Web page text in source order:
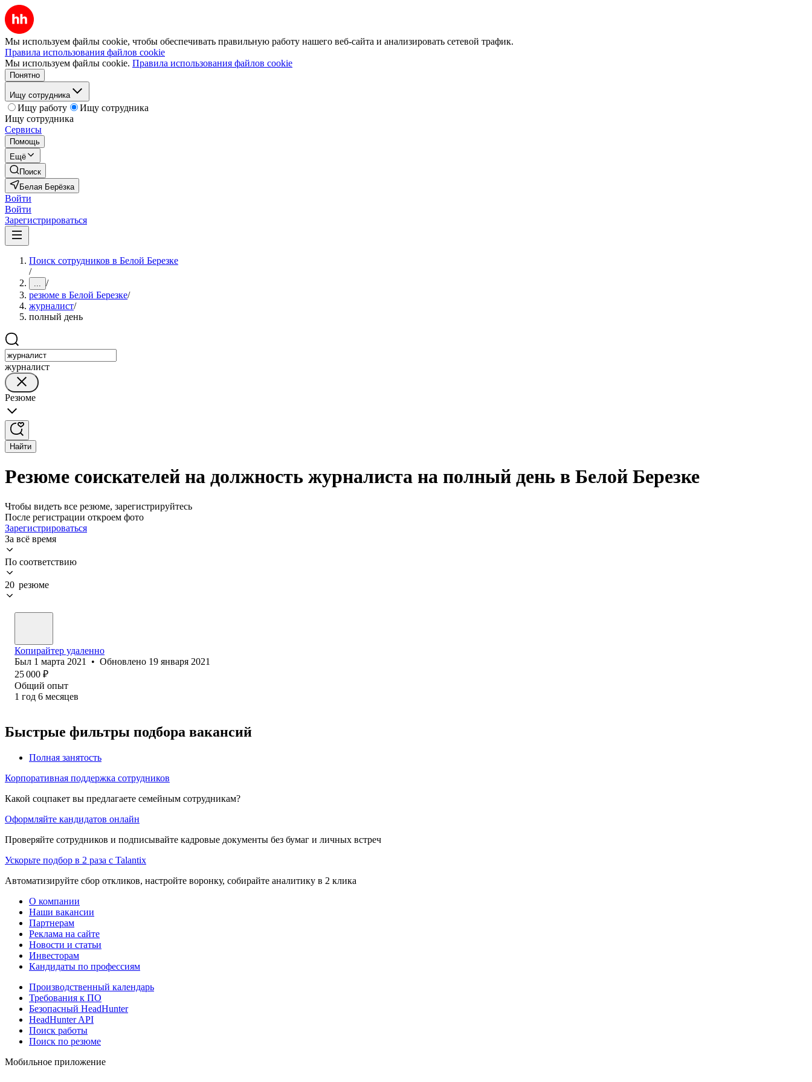
Мы используем файлы cookie, чтобы обеспечивать правильную работу нашего веб-сайта и анализировать сетевой трафик.
Правила использования файлов cookie
Мы используем файлы cookie. Правила использования файлов cookie
Понятно
Ищу сотрудника
Ищу работу
Ищу сотрудника
Ищу сотрудника
Сервисы
Помощь
Ещё
Поиск
Белая Берёзка
Войти
Войти
Зарегистрироваться
Поиск сотрудников в Белой Березке
/
... /
резюме в Белой Березке/
журналист/
полный день
журналист
Резюме
Найти
Резюме соискателей на должность журналиста на полный день в Белой Березке
Чтобы видеть все резюме, зарегистрируйтесь
После регистрации откроем фото
Зарегистрироваться
За всё время
По соответствию
20 резюме
Копирайтер удаленно
Был 1 марта 2021 • Обновлено 19 января 2021
25 000 ₽
Общий опыт
1 год 6 месяцев
Быстрые фильтры подбора вакансий
Полная занятость
Корпоративная поддержка сотрудников
Какой соцпакет вы предлагаете семейным сотрудникам?
Оформляйте кандидатов онлайн
Проверяйте сотрудников и подписывайте кадровые документы без бумаг и личных встреч
Ускорьте подбор в 2 раза с Talantix
Автоматизируйте сбор откликов, настройте воронку, собирайте аналитику в 2 клика
О компании
Наши вакансии
Партнерам
Реклама на сайте
Новости и статьи
Инвесторам
Кандидаты по профессиям
Производственный календарь
Требования к ПО
Безопасный HeadHunter
HeadHunter API
Поиск работы
Поиск по резюме
Мобильное приложение